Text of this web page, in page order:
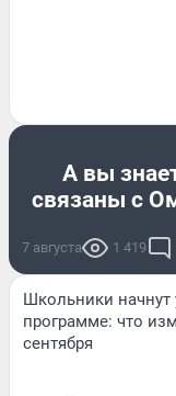
А вы
связаны с
7 августа 1 419
Школьники начнут
программе: что
сентября